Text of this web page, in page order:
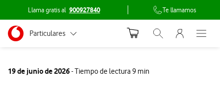
Llama gratis al 900927840 Te llamamos
Ir a la pagina principal de vodafone.es
Menu navegación Segmento
Particulares Abrir buscador.
Menu
Abre
19 de junio de 2026- Tiempo de lectura 9 min